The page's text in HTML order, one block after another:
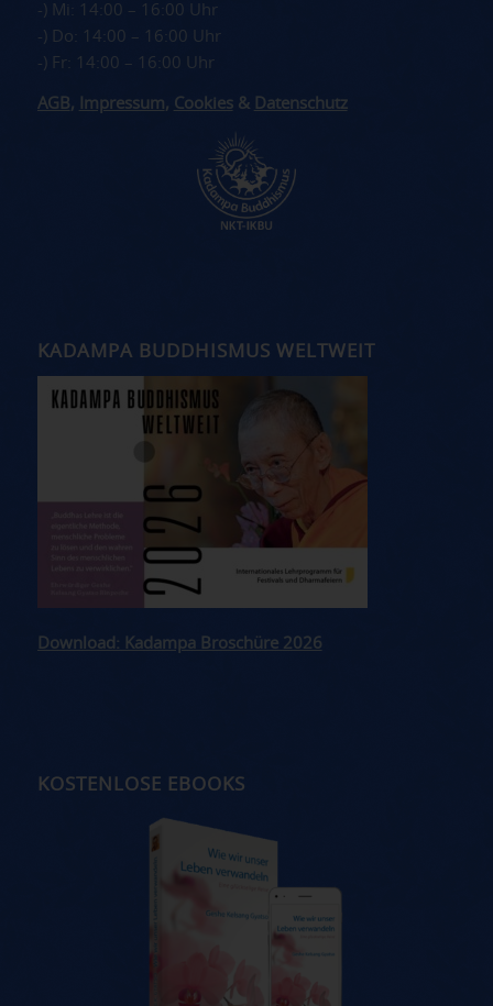
-) Mi: 14:00 – 16:00 Uhr
-) Do: 14:00 – 16:00 Uhr
-) Fr: 14:00 – 16:00 Uhr
AGB , Impressum, Cookies& Datenschutz
KADAMPA BUDDHISMUS WELTWEIT
Download: Kadampa Broschüre 2026
KOSTENLOSE EBOOKS